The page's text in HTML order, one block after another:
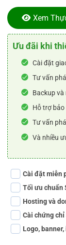
Xem
Ưu đãi khi
Cài đặt
Tư vấn
Backup và
Hỗ trợ bảo
Tư vấn
Và nhiều
Cài đặt miễn
Tối ưu chuẩn
Hosting và
Cài chứng chỉ
Logo,